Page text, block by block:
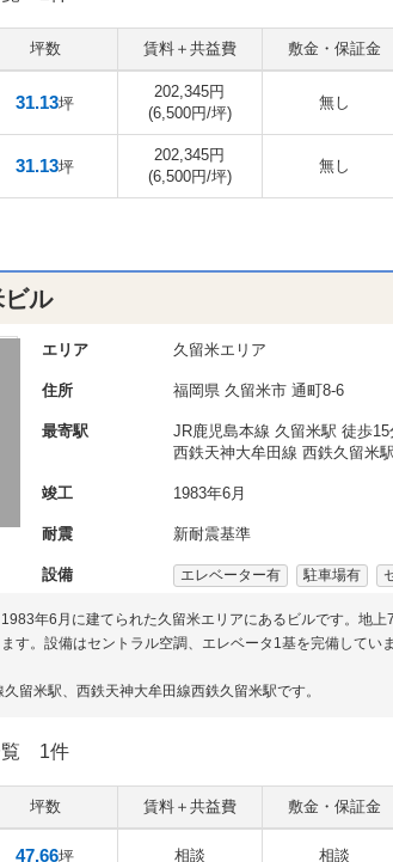
坪数 賃料＋共益費 敷金・保証金
31.13坪
202,345円
(6,500円/坪)
無し
31.13坪
202,345円
(6,500円/坪)
無し
ル
エリア 久留米エリア
住所 福岡県 久留米市通町8-6
最寄駅
JR鹿児島本線 久留米駅 徒歩15
西鉄天神大牟田線 西鉄久留米
竣工 1983年6月
耐震 新耐震基準
設備 エレベーター有 駐車場有
年6月に建てられた久留米エリアにあるビルです。地
す。設備はセントラル空調、エレベータ1基を完備して
留米駅、西鉄天神大牟田線西鉄久留米駅です。
覧 1件
坪数 賃料＋共益費 敷金・保証金
47.66坪 相談 相談